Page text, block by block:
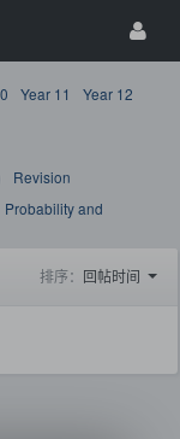
Year 11
Year 12
Revision
Probability and
排序： 回帖时间